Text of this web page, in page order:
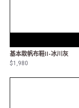
基本款帆布鞋II-冰川灰
$1,980